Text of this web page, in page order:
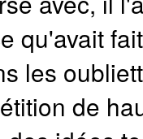
qu'avait
les
de